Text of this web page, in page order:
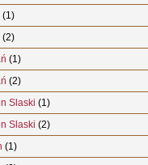
(1)
(2)
(1)
(2)
Slaski (1)
Slaski (2)
(1)